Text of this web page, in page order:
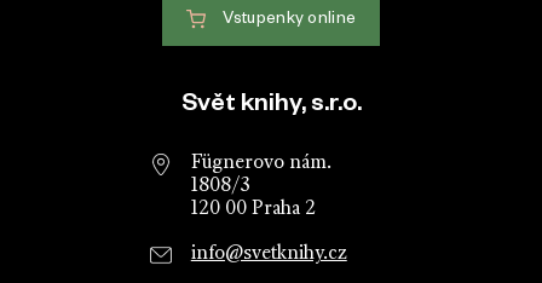
Patička webu
Vstupenky online
Svět knihy, s.r.o.
Fügnerovo nám.
1808/3
120 00 Praha 2
info@svetknihy.cz